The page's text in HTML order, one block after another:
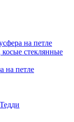
на петле
стеклянные
на петле